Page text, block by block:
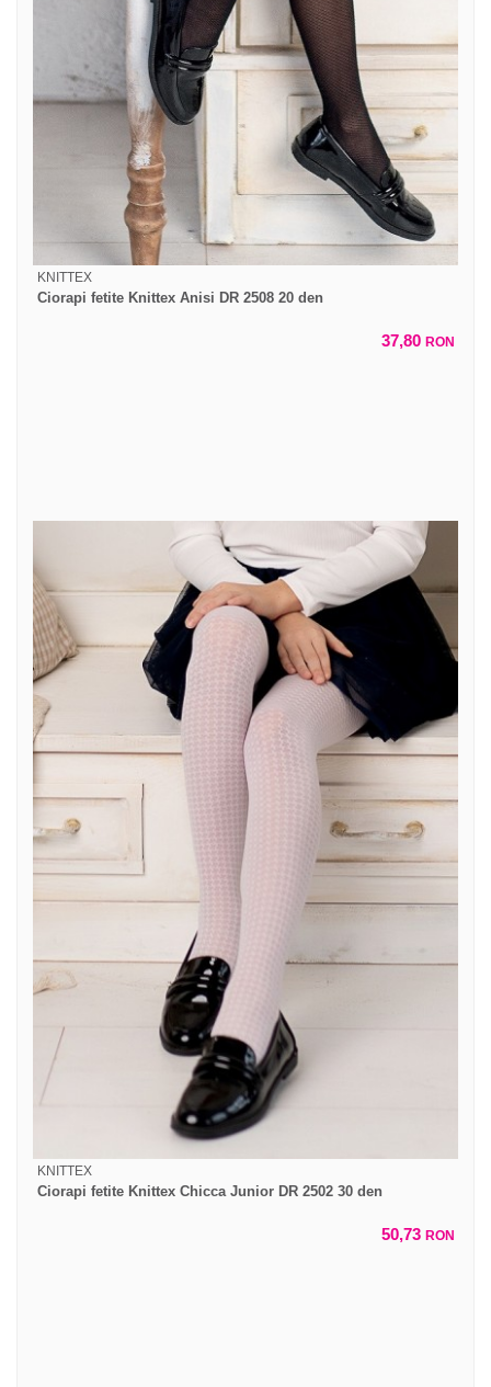
KNITTEX
Ciorapi fetite Knittex Anisi DR 2508 20 den
37,80 RON
KNITTEX
Ciorapi fetite Knittex Chicca Junior DR 2502 30 den
50,73 RON